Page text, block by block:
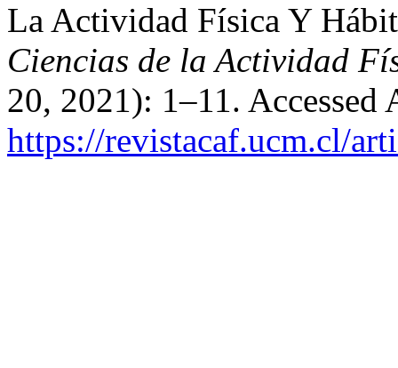
La Actividad Física Y
Ciencias de la Actividad
20, 2021): 1–11. Accessed
https://revistacaf.ucm.cl/